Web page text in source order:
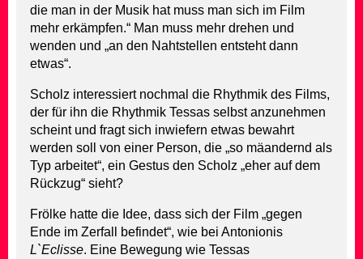
die man in der Musik hat muss man sich im Film
mehr erkämpfen.“ Man muss mehr drehen und
wenden und „an den Nahtstellen entsteht dann
etwas“.
Scholz interessiert nochmal die Rhythmik des Films,
der für ihn die Rhythmik Tessas selbst anzunehmen
scheint und fragt sich inwiefern etwas bewahrt
werden soll von einer Person, die „so mäandernd als
Typ arbeitet“, ein Gestus den Scholz „eher auf dem
Rückzug“ sieht?
Frölke hatte die Idee, dass sich der Film „gegen
Ende im Zerfall befindet“, wie bei Antonionis
L`Eclisse. Eine Bewegung wie Tessas